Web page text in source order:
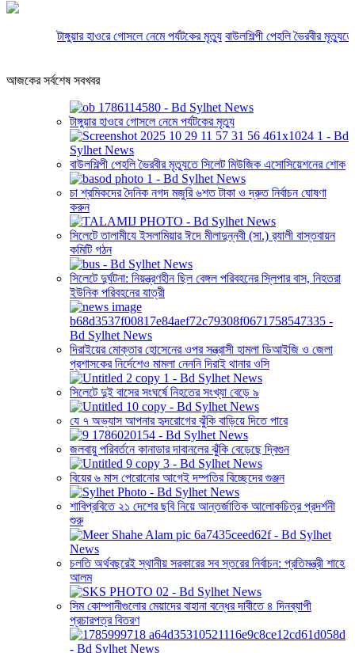
টাঙ্গুয়ার হাওরে গোসলে নেমে পর্যটকের মৃত্যু বাউলশিল্পী পেহলি ভৈরবীর মৃত্যুতে
আজকের সর্বশেষ সবখবর
টাঙ্গুয়ার হাওরে গোসলে নেমে পর্যটকের মৃত্যু
বাউলশিল্পী পেহলি ভৈরবীর মৃত্যুতে সিলেট মিউজিক এসোসিয়েশনের শোক
চা শ্রমিকদের দৈনিক নগদ মজুরি ৬শত টাকা ও দ্রুত নির্বাচন ঘোষণা
করুন
সিলেটে তালামীযে ইসলামিয়ার ঈদে মীলাদুন্নবী (সা.) র‌্যালী বাস্তবায়ন
কমিটি গঠন
সিলেটে দুর্ঘটনা: নিয়ন্ত্রণহীন ছিল বেঙ্গল পরিবহনের স্লিপার বাস, নিহতরা
ইউনিক পরিবহনের যাত্রী
দিরাইয়ের মোক্তার হোসেনের ওপর সন্ত্রাসী হামলা ডিআইজি ও জেলা
প্রশাসকের নির্দেশেও মামলা নেননি দিরাই থানার ওসি
সিলেটে দুই বাসের সংঘর্ষে নিহতের সংখ্যা বেড়ে ৯
যে ৭ অভ্যাস আপনার হৃদরোগের ঝুঁকি বাড়িয়ে দিতে পারে
জলবায়ু পরিবর্তনে কানাডার দাবানলের ঝুঁকি বেড়েছে দ্বিগুন
বিয়ের ৬ মাস পেরোনোর আগেই দম্পতির বিচ্ছেদের গুঞ্জন
শাবিপ্রবিতে ২১ দেশের ছবি নিয়ে আন্তর্জাতিক আলোকচিত্র প্রদর্শনী
শুরু
চলতি অর্থবছরেই স্থানীয় সরকারের সব স্তরের নির্বাচন: প্রতিমন্ত্রী শাহে
আলম
সিম কোম্পানীগুলোর মেয়াদের বাহানা বন্ধের দাবীতে ৪ দিনব্যাপী
প্রচারপত্র বিতরণ